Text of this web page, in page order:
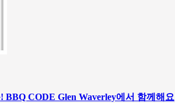
BBQ CODE Glen Waverley에서 함께해요